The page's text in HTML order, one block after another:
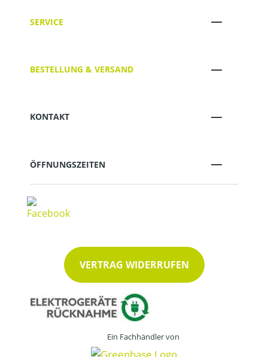
SERVICE
BESTELLUNG & VERSAND
KONTAKT
ÖFFNUNGSZEITEN
VERTRAG WIDERRUFEN
Ein Fachhändler von